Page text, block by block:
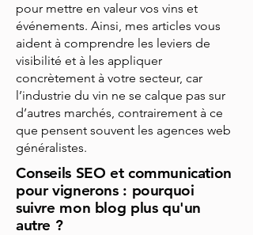
pour mettre en valeur vos vins et
événements. Ainsi, mes articles vous
aident à comprendre les leviers de
visibilité et à les appliquer
concrètement à votre secteur, car
l’industrie du vin ne se calque pas sur
d’autres marchés, contrairement à ce
que pensent souvent les agences web
généralistes.
Conseils SEO et communication
pour vignerons : pourquoi
suivre mon blog plus qu'un
autre ?